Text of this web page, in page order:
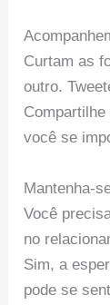
Curtam as
outro.
você se
Mantenha-
Você
no
Sim, a
pode se